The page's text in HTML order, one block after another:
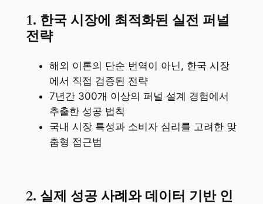
1. 한국 시장에 최적화된 실전 퍼널
전략
해외 이론의 단순 번역이 아닌, 한국 시장
에서 직접 검증된 전략
7년간 300개 이상의 퍼널 설계 경험에서
추출한 성공 법칙
국내 시장 특성과 소비자 심리를 고려한 맞
춤형 접근법
2. 실제 성공 사례와 데이터 기반 인